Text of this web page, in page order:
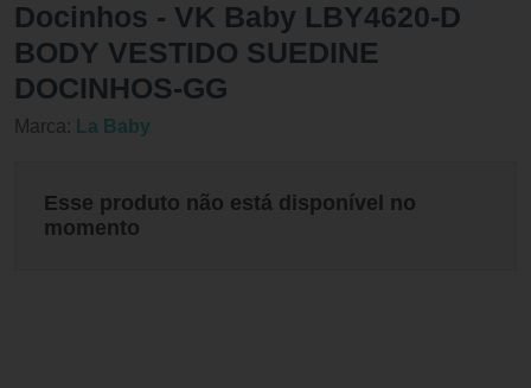
Docinhos - VK Baby LBY4620-D
BODY VESTIDO SUEDINE
DOCINHOS-GG
Marca: La Baby
Esse produto não está disponível no
momento